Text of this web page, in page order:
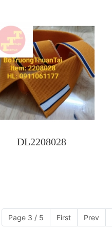
DL2208028
Page 3 / 5 First Prev